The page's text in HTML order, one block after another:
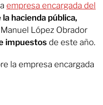
empresa encargada del
la hacienda pública,
López Obrador
impuestos de este año.
la empresa encargada